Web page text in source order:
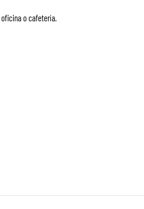
o cafetería.